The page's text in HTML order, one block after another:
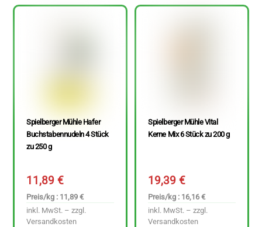
Spielberger Mühle Hafer
Buchstabennudeln 4 Stück
zu 250 g
11,89€
Preis/kg : 11,89 €
inkl. MwSt. – zzgl.
Versandkosten
Spielberger Mühle Vital
Kerne Mix 6 Stück zu 200 g
19,39€
Preis/kg : 16,16 €
inkl. MwSt. – zzgl.
Versandkosten